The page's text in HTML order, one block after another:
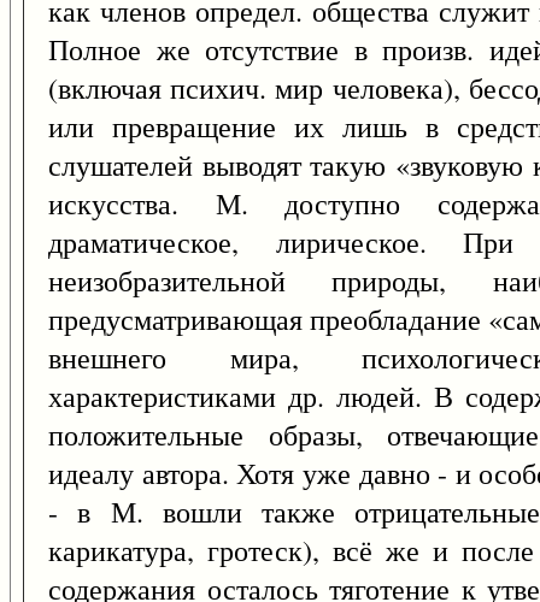
как членов определ. общества
Полное же отсутствие в произв.
(включая психич. мир человека),
или превращение их лишь в
слушателей выводят такую
искусства. М. доступно
драматическое, лирическое.
неизобразительной природы,
предусматривающая преобладание
внешнего мира,
характеристиками др. людей. В
положительные образы,
идеалу автора. Хотя уже давно - и
- в М. вошли также
карикатура, гротеск), всё же и
содержания осталось тяготение к